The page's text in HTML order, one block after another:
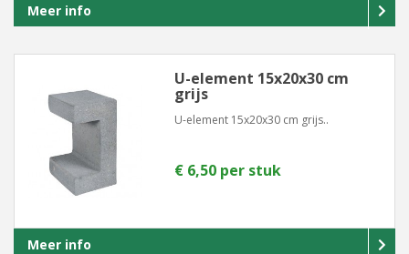
Meer info
U-element 15x20x30 cm
grijs
U-element 15x20x30 cm grijs..
€ 6,50 per stuk
Meer info